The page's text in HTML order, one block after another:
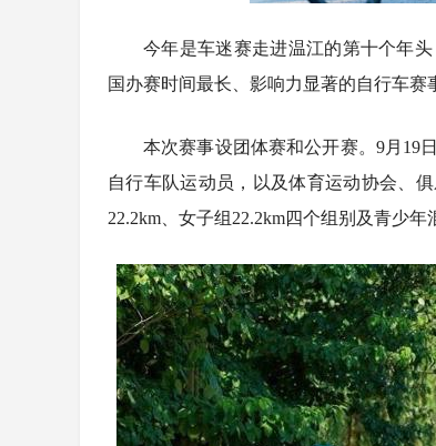
今年是车迷赛走进温江的第十个年
国办赛时间最长、影响力显著的自行车赛
本次赛事设团体赛和公开赛。9月19
自行车队运动员，以及体育运动协会、
22.2km、女子组22.2km四个组别及青少